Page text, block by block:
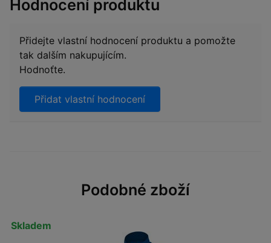
Hodnocení produktu
Přidejte vlastní hodnocení produktu a pomožte
tak dalším nakupujícím.
Hodnoťte.
Přidat vlastní hodnocení
Podobné zboží
Skladem